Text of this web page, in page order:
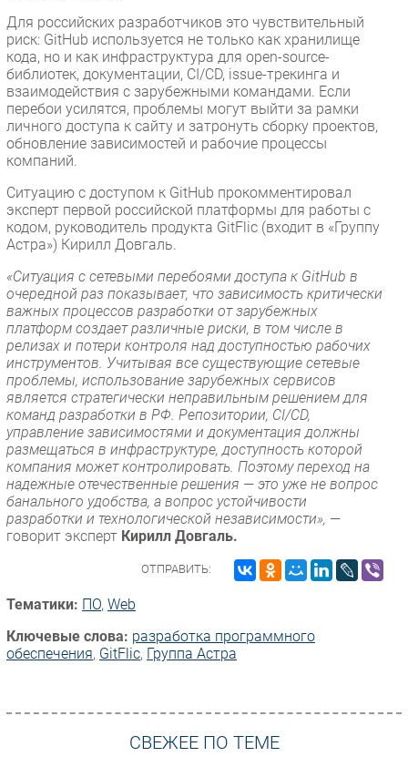
Для российских разработчиков это чувствительный
риск: GitHub используется не только как хранилище
кода, но и как инфраструктура для open-source-
библиотек, документации, CI/CD, issue-трекинга и
взаимодействия с зарубежными командами. Если
перебои усилятся, проблемы могут выйти за рамки
личного доступа к сайту и затронуть сборку проектов,
обновление зависимостей и рабочие процессы
компаний.
Ситуацию с доступом к GitHub прокомментировал
эксперт первой российской платформы для работы с
кодом, руководитель продукта GitFlic (входит в «Группу
Астра») Кирилл Довгаль.
«Ситуация с сетевыми перебоями доступа к GitHub в
очередной раз показывает, что зависимость критически
важных процессов разработки от зарубежных
платформ создает различные риски, в том числе в
релизах и потери контроля над доступностью рабочих
инструментов. Учитывая все существующие сетевые
проблемы, использование зарубежных сервисов
является стратегически неправильным решением для
команд разработки в РФ. Репозитории, CI/CD,
управление зависимостями и документация должны
размещаться в инфраструктуре, доступность которой
компания может контролировать. Поэтому переход на
надежные отечественные решения — это уже не вопрос
банального удобства, а вопрос устойчивости
разработки и технологической независимости», —
говорит эксперт Кирилл Довгаль.
ОТПРАВИТЬ:
Тематики: ПО, Web
Ключевые слова: разработка программного
обеспечения, GitFlic, Группа Астра
СВЕЖЕЕ ПО ТЕМЕ